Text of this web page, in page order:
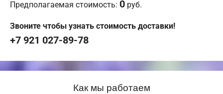
Предполагаемая стоимость: 0 руб.
Звоните чтобы узнать стоимость доставки!
+7 921 027-89-78
Как мы работаем